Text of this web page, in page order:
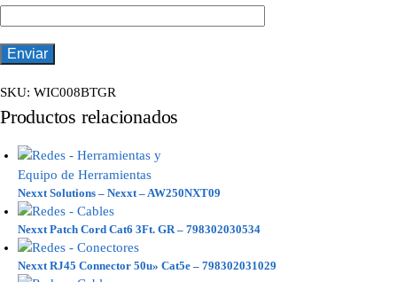
SKU: WIC008BTGR
Productos relacionados
Nexxt Solutions – Nexxt – AW250NXT09
Nexxt Patch Cord Cat6 3Ft. GR – 798302030534
Nexxt RJ45 Connector 50u» Cat5e – 798302031029